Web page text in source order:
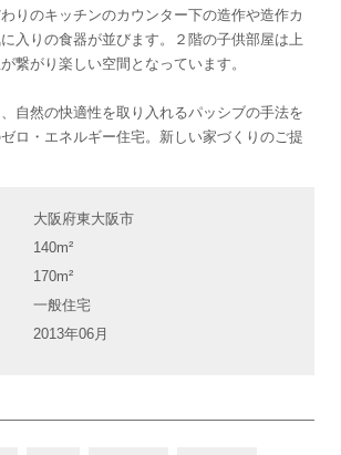
りのキッチンのカウンター下の造作や造作カ
入りの食器が並びます。２階の子供部屋は上
繋がり楽しい空間となっています。
自然の快適性を取り入れるパッシブの手法を
ロ・エネルギー住宅。新しい家づくりのご提
大阪府東大阪市
140m²
170m²
一般住宅
2013年06月